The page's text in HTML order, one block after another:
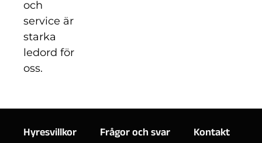
och
service är
starka
ledord för
oss.
Hyresvillkor Frågor och svar
Kontakt